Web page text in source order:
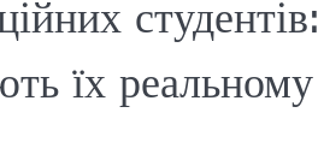
студентів:
їх реальному